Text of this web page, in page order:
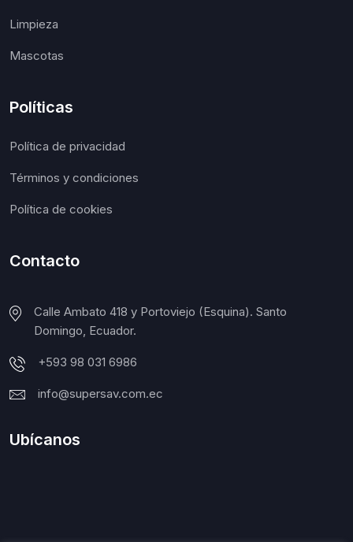
Limpieza
Mascotas
Políticas
Política de privacidad
Términos y condiciones
Política de cookies
Contacto
Calle Ambato 418 y Portoviejo (Esquina). Santo
Domingo, Ecuador.
+593 98 031 6986
info@supersav.com.ec
Ubícanos